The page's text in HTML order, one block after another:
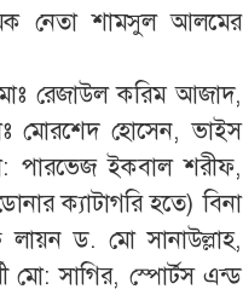
নেতা শামসুল আলমের
মোঃ রেজাউল করিম আজাদ,
মোরশেদ হোসেন, ভাইস
পারভেজ ইকবাল শরীফ,
ক্যাটাগরি হতে) বিনা
লায়ন ড. মো সানাউল্লাহ,
মো: সাগির, স্পোর্টস এন্ড